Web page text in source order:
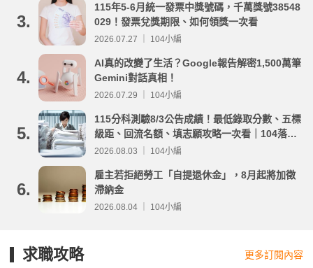
3.
115年5-6月統一發票中獎號碼，千萬獎號38548
029！發票兌獎期限、如何領獎一次看
2026.07.27 ｜ 104小編
4.
AI真的改變了生活？Google報告解密1,500萬筆
Gemini對話真相！
2026.07.29 ｜ 104小編
5.
115分科測驗8/3公告成績！最低錄取分數、五標
級距、回流名額、填志願攻略一次看｜104落點
分析
2026.08.03 ｜ 104小編
6.
雇主若拒絕勞工「自提退休金」，8月起將加徵
滯納金
2026.08.04 ｜ 104小編
求職攻略 更多訂閱內容